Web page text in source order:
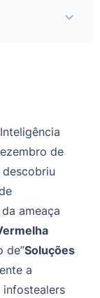
ameaças
de contato
malware
de
descobriu
ameaça
de”Soluções
a